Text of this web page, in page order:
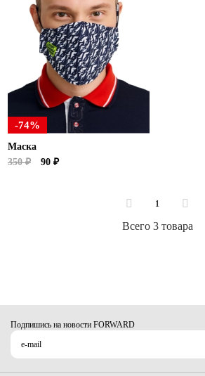
Тульская область (1)
Тюменская область (3)
Хакасия (1)
Ханты-Мансийский автономный округ (3)
Челябинская область (2)
Ямало-Ненецкий автономный округ (1)
Ярославская область (1)
-74%
Маска
350 ₽
90 ₽
1
Всего 3 товара
Подпишись на новости FORWARD